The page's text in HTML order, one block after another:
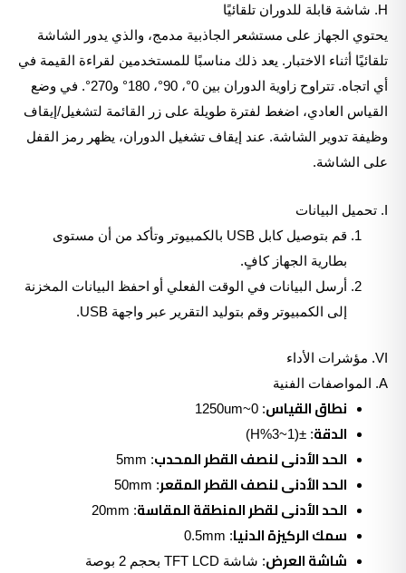
H. شاشة قابلة للدوران تلقائيًا
يحتوي الجهاز على مستشعر الجاذبية مدمج، والذي يدور الشاشة
تلقائيًا أثناء الاختبار. يعد ذلك مناسبًا للمستخدمين لقراءة القيمة في
أي اتجاه. تتراوح زاوية الدوران بين 0°، 90°، 180° و270°. في وضع
القياس العادي، اضغط لفترة طويلة على زر القائمة لتشغيل/إيقاف
وظيفة تدوير الشاشة. عند إيقاف تشغيل الدوران، يظهر رمز القفل
على الشاشة.
I. تحميل البيانات
قم بتوصيل كابل USB بالكمبيوتر وتأكد من أن مستوى
بطارية الجهاز كافٍ.
أرسل البيانات في الوقت الفعلي أو احفظ البيانات المخزنة
إلى الكمبيوتر وقم بتوليد التقرير عبر واجهة USB.
VI. مؤشرات الأداء
A. المواصفات الفنية
نطاق القياس: 0~1250um
الدقة: ±(1~3%H)
الحد الأدنى لنصف القطر المحدب: 5mm
الحد الأدنى لنصف القطر المقعر: 50mm
الحد الأدنى لقطر المنطقة المقاسة: 20mm
سمك الركيزة الدنيا: 0.5mm
شاشة العرض: شاشة TFT LCD بحجم 2 بوصة